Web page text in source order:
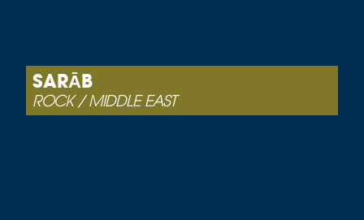
SARĀB
ROCK / MIDDLE EAST